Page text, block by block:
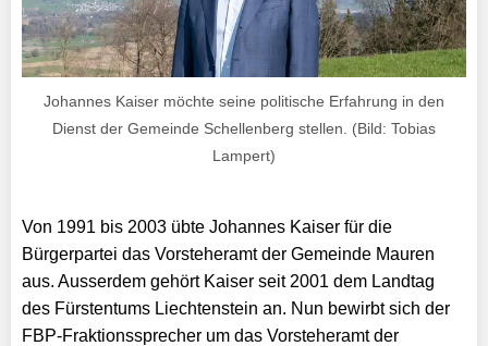
Johannes Kaiser möchte seine politische Erfahrung in den
Dienst der Gemeinde Schellenberg stellen. (Bild: Tobias
Lampert)
Von 1991 bis 2003 übte Johannes Kaiser für die
Bürgerpartei das Vorsteheramt der Gemeinde Mauren
aus. Ausserdem gehört Kaiser seit 2001 dem Landtag
des Fürstentums Liechtenstein an. Nun bewirbt sich der
FBP-Fraktionssprecher um das Vorsteheramt der